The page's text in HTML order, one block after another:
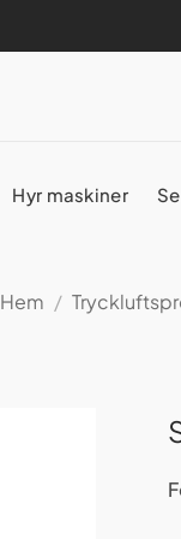
Hyr maskiner
Hem /